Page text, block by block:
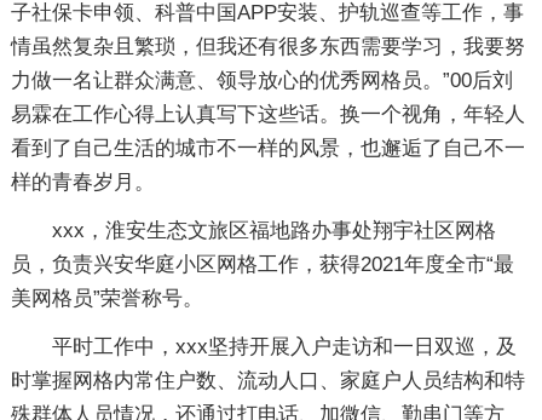
子社保卡申领、科普中国APP安装、护轨巡查等工作，事
情虽然复杂且繁琐，但我还有很多东西需要学习，我要努
力做一名让群众满意、领导放心的优秀网格员。”00后刘
易霖在工作心得上认真写下这些话。换一个视角，年轻人
看到了自己生活的城市不一样的风景，也邂逅了自己不一
样的青春岁月。
xxx，淮安生态文旅区福地路办事处翔宇社区网格
员，负责兴安华庭小区网格工作，获得2021年度全市“最
美网格员”荣誉称号。
平时工作中，xxx坚持开展入户走访和一日双巡，及
时掌握网格内常住户数、流动人口、家庭户人员结构和特
殊群体人员情况，还通过打电话、加微信、勤串门等方